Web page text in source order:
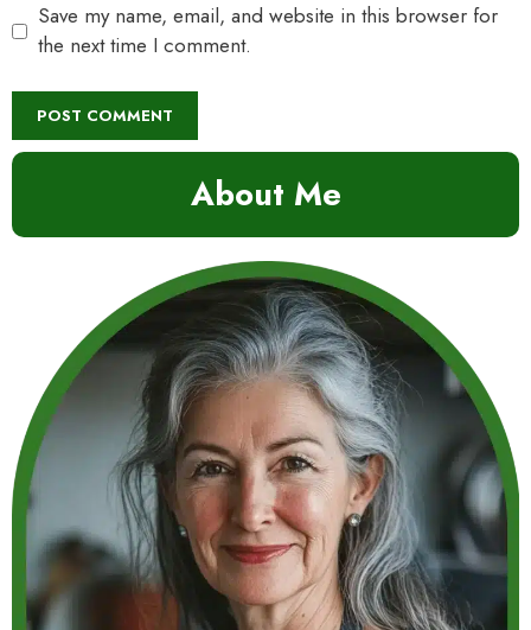
Save my name, email, and website in this browser for
the next time I comment.
About Me